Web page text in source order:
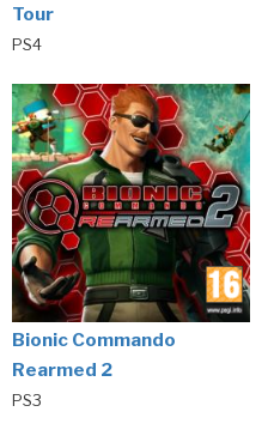
Tour
PS4
Bionic Commando
Rearmed 2
PS3